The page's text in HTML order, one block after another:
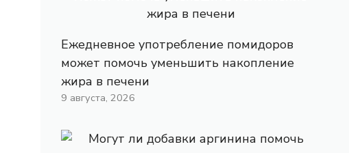
Ежедневное употребление помидоров
может помочь уменьшить накопление
жира в печени
9 августа, 2026